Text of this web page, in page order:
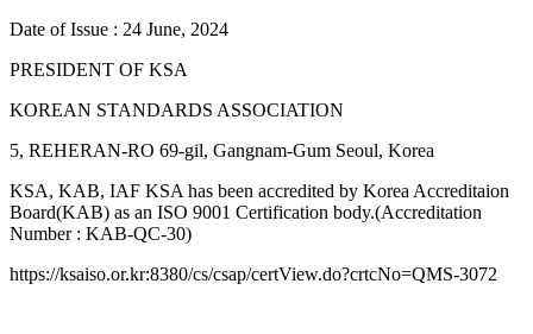
Date of Issue : 24 June, 2024
PRESIDENT OF KSA
KOREAN STANDARDS ASSOCIATION
5, REHERAN-RO 69-gil, Gangnam-Gum Seoul, Korea
KSA, KAB, IAF KSA has been accredited by Korea Accreditaion
Board(KAB) as an ISO 9001 Certification body.(Accreditation
Number : KAB-QC-30)
https://ksaiso.or.kr:8380/cs/csap/certView.do?crtcNo=QMS-3072